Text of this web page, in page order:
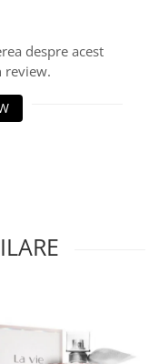
despre acest
review.